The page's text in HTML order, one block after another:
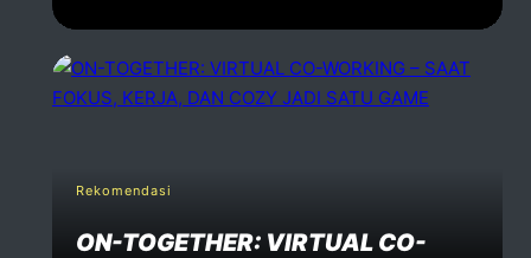
Rekomendasi
ON-TOGETHER: VIRTUAL CO-